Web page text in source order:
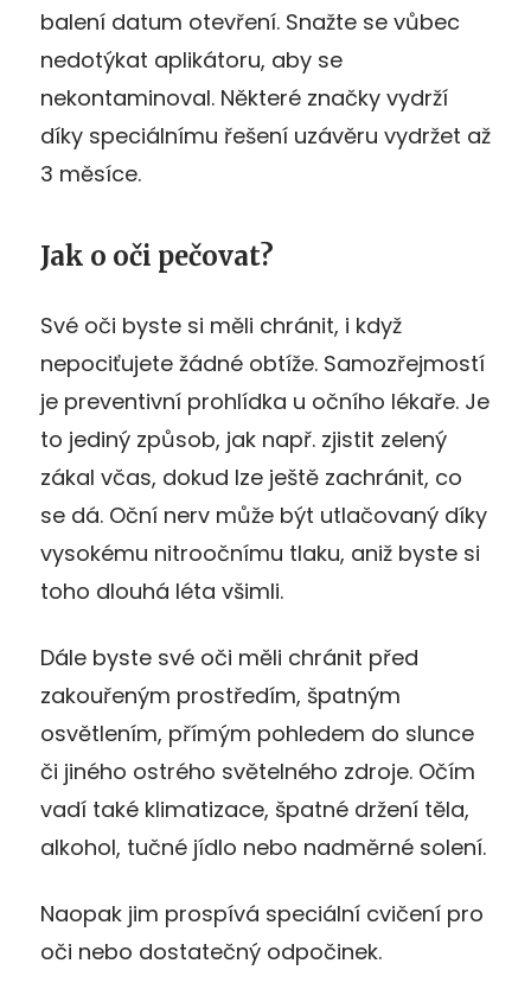
balení datum otevření. Snažte se vůbec
nedotýkat aplikátoru, aby se
nekontaminoval. Některé značky vydrží
díky speciálnímu řešení uzávěru vydržet až
3 měsíce.
Jak o oči pečovat?
Své oči byste si měli chránit, i když
nepociťujete žádné obtíže. Samozřejmostí
je preventivní prohlídka u očního lékaře. Je
to jediný způsob, jak např. zjistit zelený
zákal včas, dokud lze ještě zachránit, co
se dá. Oční nerv může být utlačovaný díky
vysokému nitroočnímu tlaku, aniž byste si
toho dlouhá léta všimli.
Dále byste své oči měli chránit před
zakouřeným prostředím, špatným
osvětlením, přímým pohledem do slunce
či jiného ostrého světelného zdroje. Očím
vadí také klimatizace, špatné držení těla,
alkohol, tučné jídlo nebo nadměrné solení.
Naopak jim prospívá speciální cvičení pro
oči nebo dostatečný odpočinek.